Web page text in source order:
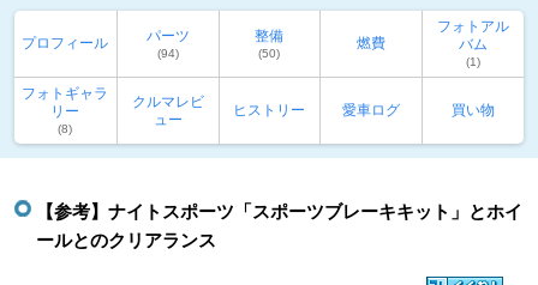
プロフィール パーツ
(94)
整備
(50)
燃費
フォトアル
バム
(1)
フォトギャラ
リー
(8)
クルマレビ
ュー
ヒストリー 愛車ログ 買い物
【参考】ナイトスポーツ「スポーツブレーキキット」とホイ
ールとのクリアランス